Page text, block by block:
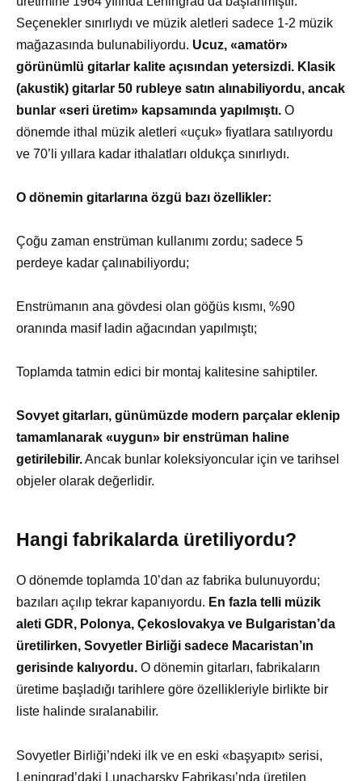
Seçenekler sınırlıydı ve müzik aletleri sadece 1-2 müzik
mağazasında bulunabiliyordu. Ucuz, «amatör»
görünümlü gitarlar kalite açısından yetersizdi. Klasik
(akustik) gitarlar 50 rubleye satın alınabiliyordu, ancak
bunlar «seri üretim» kapsamında yapılmıştı. O
dönemde ithal müzik aletleri «uçuk» fiyatlara satılıyordu
ve 70’li yıllara kadar ithalatları oldukça sınırlıydı.
O dönemin gitarlarına özgü bazı özellikler:
Çoğu zaman enstrüman kullanımı zordu; sadece 5
perdeye kadar çalınabiliyordu;
Enstrümanın ana gövdesi olan göğüs kısmı, %90
oranında masif ladin ağacından yapılmıştı;
Toplamda tatmin edici bir montaj kalitesine sahiptiler.
Sovyet gitarları, günümüzde modern parçalar eklenip
tamamlanarak «uygun» bir enstrüman haline
getirilebilir.Ancak bunlar koleksiyoncular için ve tarihsel
objeler olarak değerlidir.
Hangi fabrikalarda üretiliyordu?
O dönemde toplamda 10’dan az fabrika bulunuyordu;
bazıları açılıp tekrar kapanıyordu. En fazla telli müzik
aleti GDR, Polonya, Çekoslovakya ve Bulgaristan’da
üretilirken, Sovyetler Birliği sadece Macaristan’ın
gerisinde kalıyordu. O dönemin gitarları, fabrikaların
üretime başladığı tarihlere göre özellikleriyle birlikte bir
liste halinde sıralanabilir.
Sovyetler Birliği’ndeki ilk ve en eski «başyapıt» serisi,
Leningrad’daki Lunacharsky Fabrikası’nda üretilen